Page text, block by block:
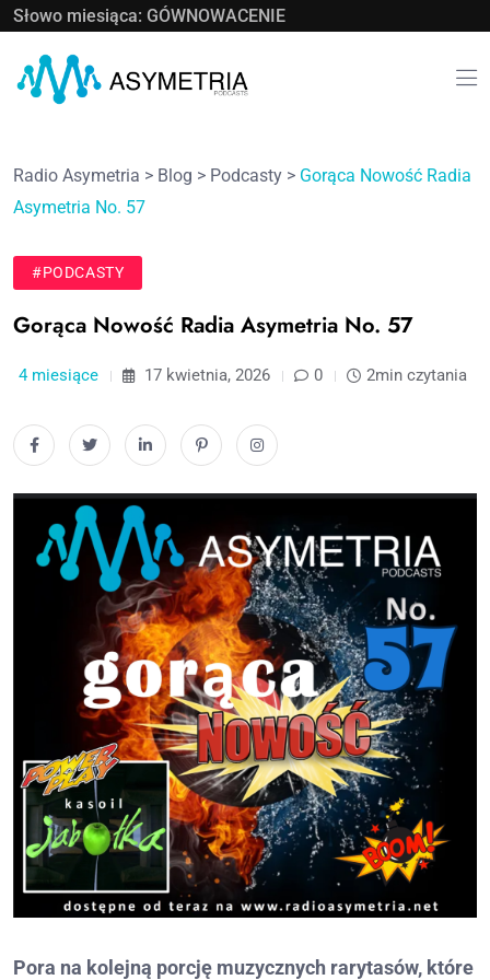
Słowo miesiąca: GÓWNOWACENIE
Radio Asymetria > Blog > Podcasty > Gorąca Nowość Radia
Asymetria No. 57
#PODCASTY
Gorąca Nowość Radia Asymetria No. 57
4 miesiące 17 kwietnia, 2026 0 2min czytania
Pora na kolejną porcję muzycznych rarytasów, które